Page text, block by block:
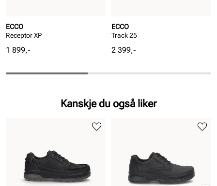
ECCO
Receptor XP
Pris
1 899,-
ECCO
Track 25
Pris
2 399,-
Kanskje du også liker